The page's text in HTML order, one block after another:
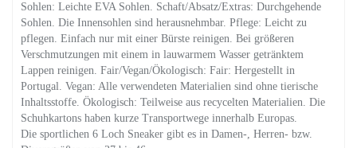
Sohlen: Leichte EVA Sohlen. Schaft/Absatz/Extras: Durchgehende
Sohlen. Die Innensohlen sind herausnehmbar. Pflege: Leicht zu
pflegen. Einfach nur mit einer Bürste reinigen. Bei größeren
Verschmutzungen mit einem in lauwarmem Wasser getränktem
Lappen reinigen. Fair/Vegan/Ökologisch: Fair: Hergestellt in
Portugal. Vegan: Alle verwendeten Materialien sind ohne tierische
Inhaltsstoffe. Ökologisch: Teilweise aus recycelten Materialien. Die
Schuhkartons haben kurze Transportwege innerhalb Europas.
Die sportlichen 6 Loch Sneaker gibt es in Damen-, Herren- bzw.